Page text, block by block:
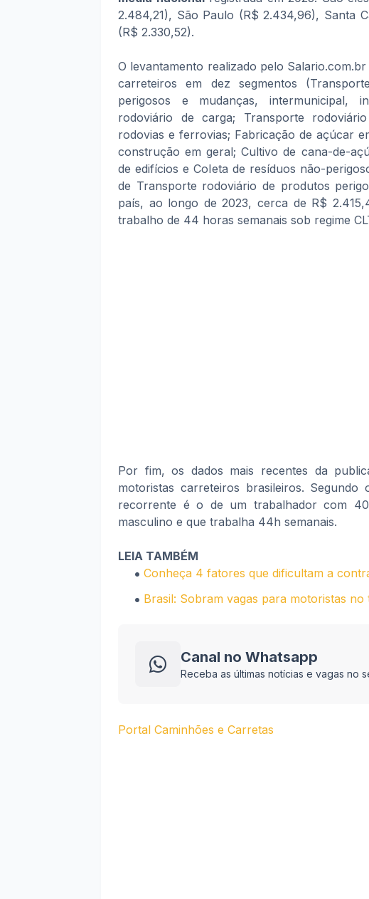
2.484,21), São Paulo (R$ 2.434,96), Santa
(R$ 2.330,52).
O levantamento realizado pelo
carreteiros em dez segmentos
perigosos e mudanças, intermunicipal,
rodoviário de carga; Transporte
rodovias e ferrovias; Fabricação de açúcar
construção em geral; Cultivo de cana-de-
de edifícios e Coleta de resíduos não-
de Transporte rodoviário de produtos
país, ao longo de 2023, cerca de R$
trabalho de 44 horas semanais sob regime
Por fim, os dados mais recentes da
motoristas carreteiros brasileiros.
recorrente é o de um trabalhador com
masculino e que trabalha 44h semanais.
LEIA TAMBÉM
Conheça 4 fatores que dificultam a
Brasil: Sobram vagas para motoristas
Canal no Whatsapp
Receba as últimas notícias e vagas no
Portal Caminhões e Carretas